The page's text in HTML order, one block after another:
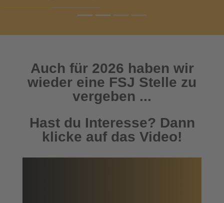
Auch für 2026 haben wir
wieder eine FSJ Stelle zu
vergeben ...
Hast du Interesse? Dann
klicke auf das Video!